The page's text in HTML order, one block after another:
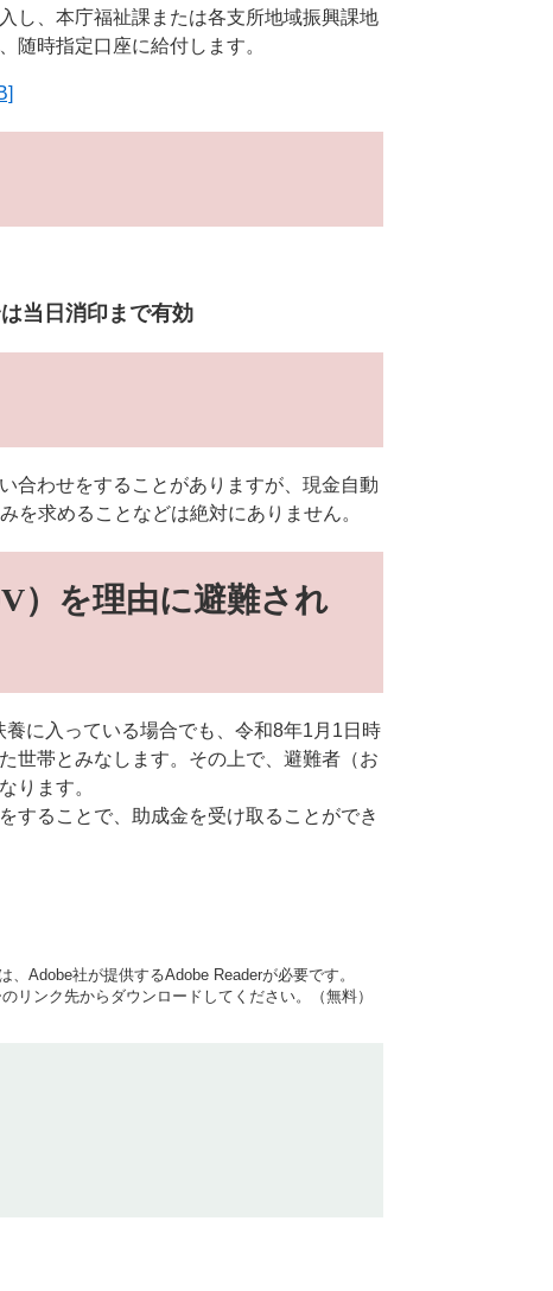
し、本庁福祉課または各支所地域振興課地
随時指定口座に給付します。​
当日消印まで有効
合わせをすることがありますが、現金自動
を求めることなどは絶対にありません。
）を理由に避難され
に入っている場合でも、令和8年1月1日時
世帯とみなします。その上で、避難者（お
ります。
することで、助成金を受け取ることができ
Adobe社が提供するAdobe Readerが必要です。
リンク先からダウンロードしてください。（無料）